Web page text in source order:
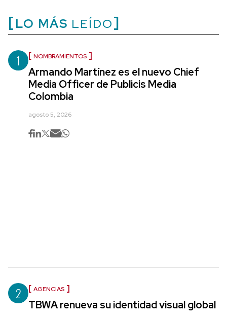
LO MÁS LEÍDO
1 NOMBRAMIENTOS
Armando Martínez es el nuevo Chief
Media Officer de Publicis Media
Colombia
agosto 5, 2026
2 AGENCIAS
TBWA renueva su identidad visual global